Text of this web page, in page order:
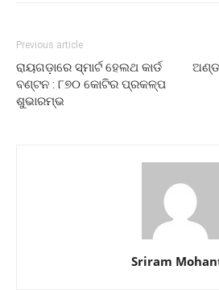
Previous article
ରାୟଗଡ଼ାରେ ସ୍ମାର୍ଟ ହେଲଥ କାର୍ଡ
ବଣ୍ଟନ : ୮୭୦ କୋଟିର ପ୍ରକଳ୍ପ
ଶୁଭାରମ୍ଭ
Sriram